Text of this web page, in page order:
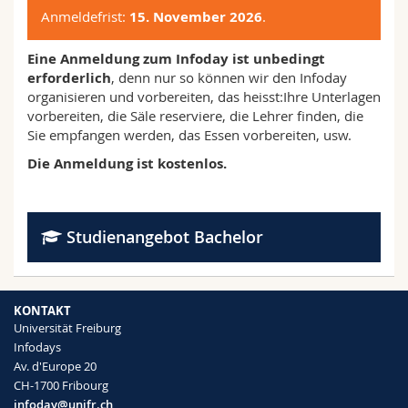
Anmeldefrist: 15. November 2026.
Eine Anmeldung zum Infoday ist unbedingt
erforderlich, denn nur so können wir den Infoday
organisieren und vorbereiten, das heisst:Ihre Unterlagen
vorbereiten, die Säle reserviere, die Lehrer finden, die
Sie empfangen werden, das Essen vorbereiten, usw.
Die Anmeldung ist kostenlos.
Studienangebot Bachelor
KONTAKT
Universität Freiburg
Infodays
Av. d'Europe 20
CH-1700 Fribourg
infoday@unifr.ch